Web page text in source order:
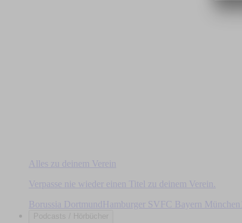
Alles zu deinem Verein
Verpasse nie wieder einen Titel zu deinem Verein.
Borussia DortmundHamburger SV FC Bayern München
Podcasts / Hörbücher